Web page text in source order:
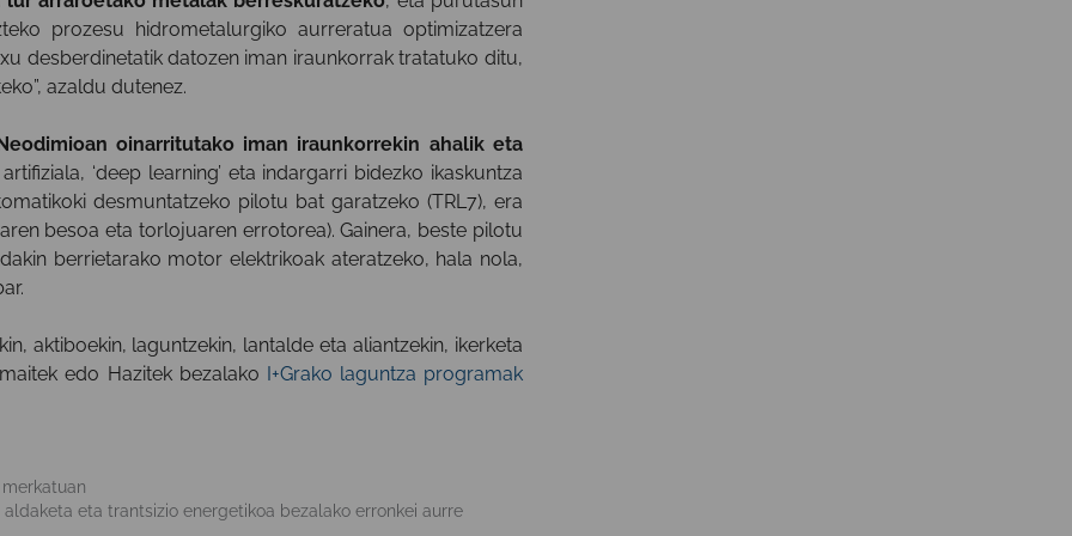
prozesu hidrometalurgiko aurreratua optimizatzera
desberdinetatik datozen iman iraunkorrak tratatuko ditu,
azaldu dutenez.
oinarritutako iman iraunkorrekin ahalik eta
‘deep learning’ eta indargarri bidezko ikaskuntza
desmuntatzeko pilotu bat garatzeko (TRL7), era
besoa eta torlojuaren errotorea). Gainera, beste pilotu
berrietarako motor elektrikoak ateratzeko, hala nola,
aktiboekin, laguntzekin, lantalde eta aliantzekin, ikerketa
edo Hazitek bezalako
I+Grako laguntza programak
eta trantsizio energetikoa bezalako erronkei aurre